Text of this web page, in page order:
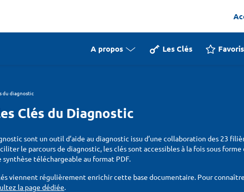
A propos Les Clés Favoris
du diagnostic
Clés du Diagnostic
sont un outil d’aide au diagnostic issu d’une collaboration des 23
le parcours de diagnostic, les clés sont accessibles à la fois sous forme
synthèse téléchargeable au format PDF.
viennent régulièrement enrichir cette base documentaire. Pour
la page dédiée.